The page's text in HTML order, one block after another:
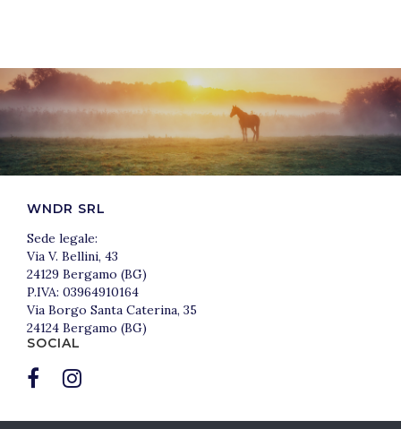
WNDR SRL
Sede legale:
Via V. Bellini, 43
24129 Bergamo (BG)
P.IVA: 03964910164
Via Borgo Santa Caterina, 35
24124 Bergamo (BG)
SOCIAL